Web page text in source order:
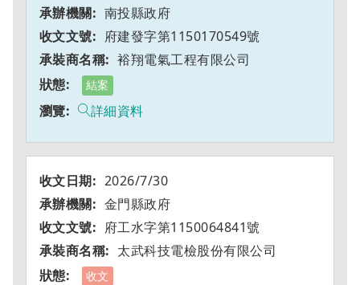
南投縣政府
府建發字第1150170549號
裕翔電氣工程有限公司
結案
詳細資料
2026/7/30
金門縣政府
府工水字第1150064841號
太武科技電檢股份有限公司
收文